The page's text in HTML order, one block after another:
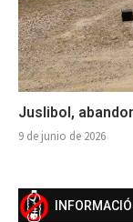
Juslibol,
9 de junio de 2026